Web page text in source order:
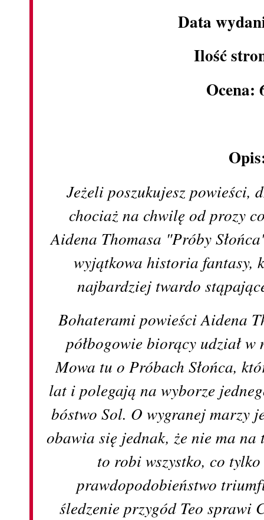
Data
Ilość
Ocena:
Jeżeli poszukujesz powieści,
chociaż na chwilę od prozy
Aidena Thomasa "Próby
wyjątkowa historia fantasy,
najbardziej twardo
Bohaterami powieści Aidena
półbogowie biorący udział
Mowa tu o Próbach Słońca,
lat i polegają na wyborze
bóstwo Sol. O wygranej marzy
obawia się jednak, że nie ma
to robi wszystko, co
prawdopodobieństwo
śledzenie przygód Teo sprawi